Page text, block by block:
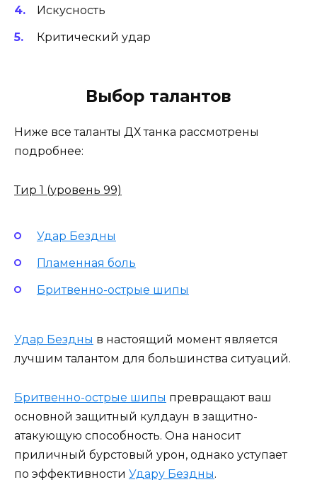
Искусность
Критический удар
Выбор талантов
Ниже все таланты ДХ танка рассмотрены
подробнее:
Тир 1 (уровень 99)
Удар Бездны
Пламенная боль
Бритвенно-острые шипы
Удар Бездны в настоящий момент является
лучшим талантом для большинства ситуаций.
Бритвенно-острые шипы превращают ваш
основной защитный кулдаун в защитно-
атакующую способность. Она наносит
приличный бурстовый урон, однако уступает
по эффективности Удару Бездны.